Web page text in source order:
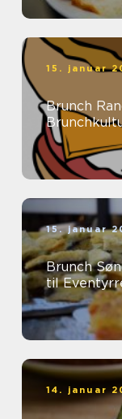
15. januar
Brunch
15. januar
Brunch
til
14. januar